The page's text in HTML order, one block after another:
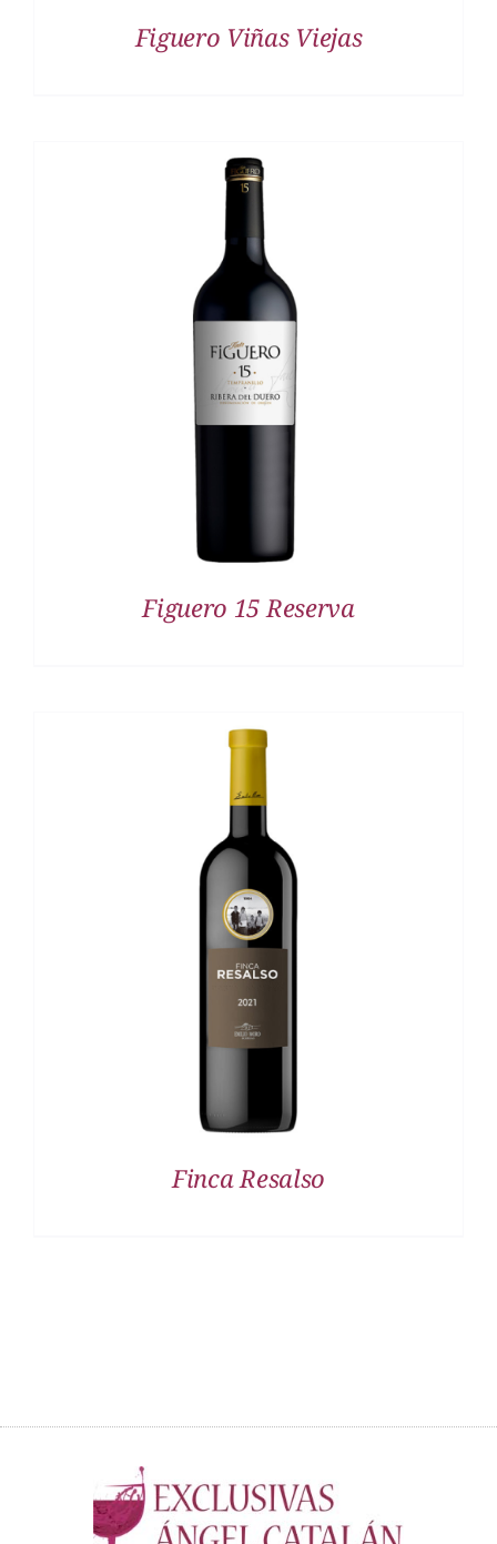
Figuero Viñas Viejas
DETALLES
Figuero 15 Reserva
DETALLES
Finca Resalso